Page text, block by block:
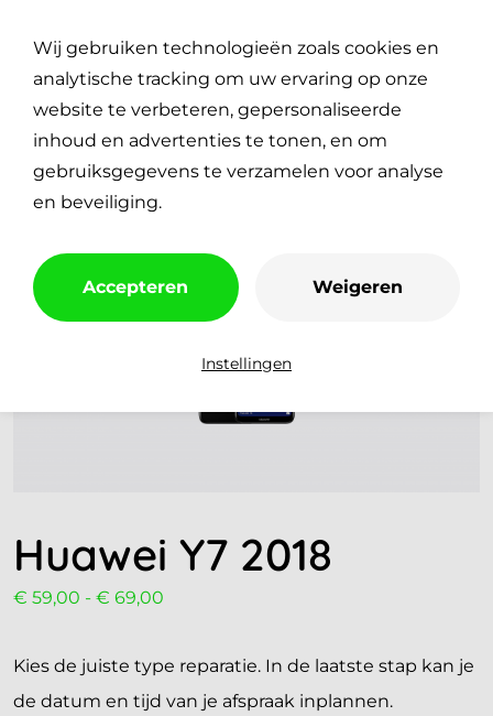
€0,00Plan je reparatie
Huawei Y7 2018
€ 59,00 - € 69,00
Kies de juiste type reparatie. In de laatste stap kan je
de datum en tijd van je afspraak inplannen.
Wij gebruiken technologieën zoals cookies en
analytische tracking om uw ervaring op onze
website te verbeteren, gepersonaliseerde
inhoud en advertenties te tonen, en om
gebruiksgegevens te verzamelen voor analyse
en beveiliging.
Accepteren Weigeren
Instellingen